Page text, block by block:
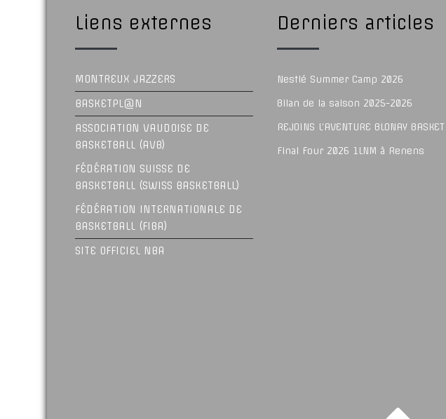
Liens externes
MONTREUX JAZZERS
BASKETPL@N
ASSOCIATION VAUDOISE DE
BASKETBALL (AVB)
FÉDÉRATION SUISSE DE
BASKETBALL (SWISS BASKETBALL)
FÉDÉRATION INTERNATIONALE DE
BASKETBALL (FIBA)
SITE OFFICIEL NBA
Derniers articles
Nestlé Summer Camp 2026
Bilan de la saison 2025-2026
REJOINS L’AVENTURE BLONAY
Final Four 2026 1LNM à Renens